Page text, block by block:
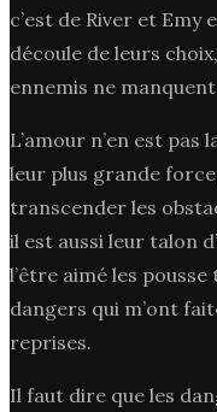
c’est de River et Emy
découle de leurs
ennemis ne
L’amour n’en est
leur plus grande
transcender les
il est aussi leur talon
l’être aimé les
dangers qui m’ont
reprises.
Il faut dire que les